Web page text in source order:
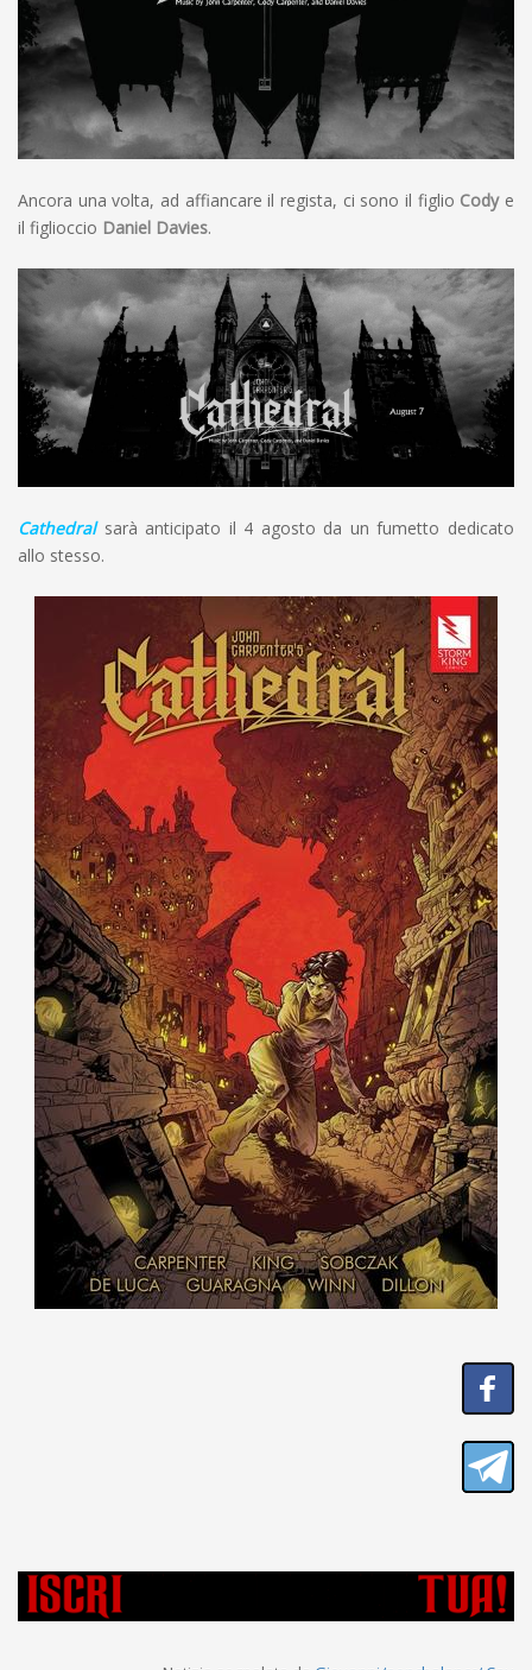
Ancora una volta, ad affiancare il regista, ci sono il figlio Codye
il figlioccio Daniel Davies.
Cathedralsarà anticipato il 4 agosto da un fumetto dedicato
allo stesso.